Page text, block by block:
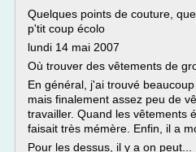
Quelques points de couture,
p'tit coup écolo
lundi 14 mai 2007
Où trouver des vêtements de
En général, j'ai trouvé
mais finalement assez peu de
travailler. Quand les vêtements
faisait très mémère. Enfin, il a
Pour les dessus, il y a on peut...